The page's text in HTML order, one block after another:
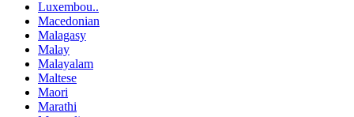
Luxembou..
Macedonian
Malagasy
Malay
Malayalam
Maltese
Maori
Marathi